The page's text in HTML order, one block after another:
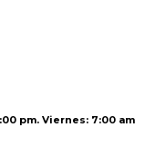
pm. Viernes: 7:00 am